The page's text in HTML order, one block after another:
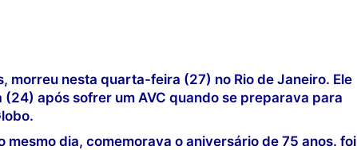
morreu nesta quarta-feira (27) no Rio de Janeiro. Ele
após sofrer um AVC quando se preparava para
mesmo dia, comemorava o aniversário de 75 anos. foi